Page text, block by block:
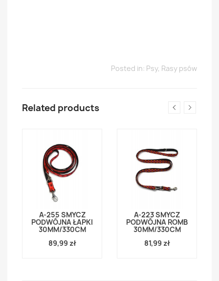
Posted in: Psy, Rasy psów
Related products
A-255 SMYCZ
PODWÓJNA ŁAPKI
30MM/330CM
89,99 zł
A-223 SMYCZ
PODWÓJNA ROMB
30MM/330CM
81,99 zł